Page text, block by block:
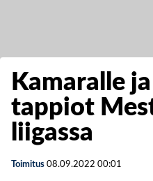
Kamaralle
tappiot
liigassa
Toimitus 08.09.2022 00:01